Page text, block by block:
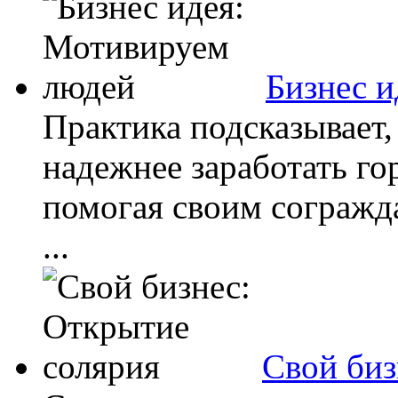
Бизнес
Практика
надежнее заработать
помогая своим
...
Свой